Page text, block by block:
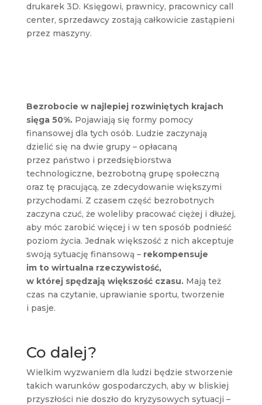
drukarek 3D. Księgowi, prawnicy, pracownicy call
center, sprzedawcy zostają całkowicie zastąpieni
przez maszyny.
Bezrobocie w najlepiej rozwiniętych krajach
sięga 50%.Pojawiają się formy pomocy
finansowej dla tych osób. Ludzie zaczynają
dzielić się na dwie grupy – opłacaną
przez państwo i przedsiębiorstwa
technologiczne, bezrobotną grupę społeczną
oraz tę pracującą, ze zdecydowanie większymi
przychodami. Z czasem część bezrobotnych
zaczyna czuć, że woleliby pracować ciężej i dłużej,
aby móc zarobić więcej i w ten sposób podnieść
poziom życia. Jednak większość z nich akceptuje
swoją sytuację finansową – rekompensuje
im to wirtualna rzeczywistość,
w której spędzają większość czasu.Mają też
czas na czytanie, uprawianie sportu, tworzenie
i pasje.
Co dalej?
Wielkim wyzwaniem dla ludzi będzie stworzenie
takich warunków gospodarczych, aby w bliskiej
przyszłości nie doszło do kryzysowych sytuacji –